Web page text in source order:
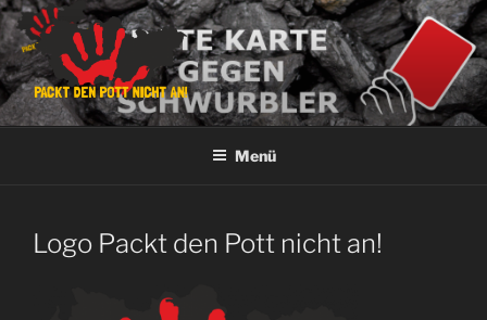
Zum
Inhalt
springen
PACKT DEN POTT NICHT AN!
Keinen Platz für Verschwörungsgläubige!
Menü
Logo Packt den Pott nicht an!